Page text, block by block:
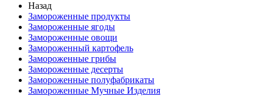
Назад
Замороженные продукты
Замороженные ягоды
Замороженные овощи
Замороженный картофель
Замороженные грибы
Замороженные десерты
Замороженные полуфабрикаты
Замороженные Мучные Изделия